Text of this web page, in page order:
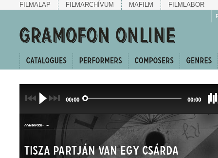
FILMALAP FILMARCHÍVUM MAFILM FILMLABOR
00:00 00:00
COMPOSER: -
Tisza partján van egy csárda